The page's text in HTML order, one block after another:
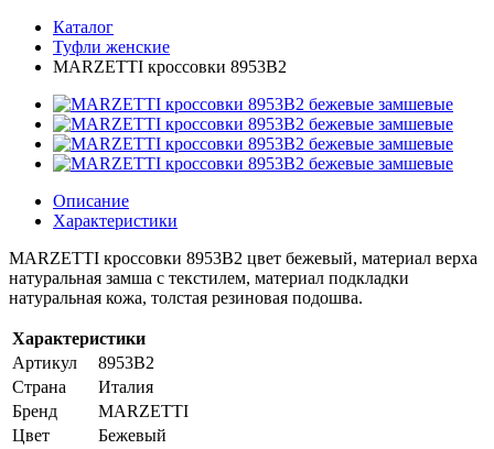
Каталог
Туфли женские
MARZETTI кроссовки 8953B2
Описание
Характеристики
MARZETTI кроссовки 8953B2 цвет бежевый, материал верха
натуральная замша с текстилем, материал подкладки
натуральная кожа, толстая резиновая подошва.
Характеристики
Артикул
8953B2
Страна
Италия
Бренд
MARZETTI
Цвет
Бежевый